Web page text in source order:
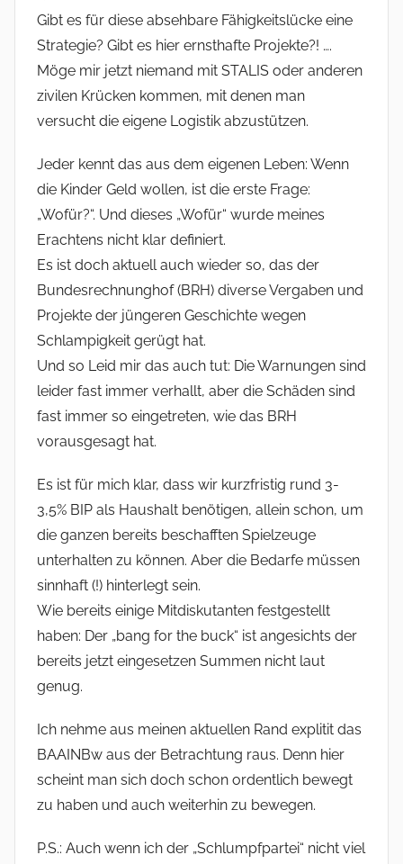
Gibt es für diese absehbare Fähigkeitslücke eine
Strategie? Gibt es hier ernsthafte Projekte?! ….
Möge mir jetzt niemand mit STALIS oder anderen
zivilen Krücken kommen, mit denen man
versucht die eigene Logistik abzustützen.
Jeder kennt das aus dem eigenen Leben: Wenn
die Kinder Geld wollen, ist die erste Frage:
„Wofür?“. Und dieses „Wofür“ wurde meines
Erachtens nicht klar definiert.
Es ist doch aktuell auch wieder so, das der
Bundesrechnunghof (BRH) diverse Vergaben und
Projekte der jüngeren Geschichte wegen
Schlampigkeit gerügt hat.
Und so Leid mir das auch tut: Die Warnungen sind
leider fast immer verhallt, aber die Schäden sind
fast immer so eingetreten, wie das BRH
vorausgesagt hat.
Es ist für mich klar, dass wir kurzfristig rund 3-
3,5% BIP als Haushalt benötigen, allein schon, um
die ganzen bereits beschafften Spielzeuge
unterhalten zu können. Aber die Bedarfe müssen
sinnhaft (!) hinterlegt sein.
Wie bereits einige Mitdiskutanten festgestellt
haben: Der „bang for the buck“ ist angesichts der
bereits jetzt eingesetzen Summen nicht laut
genug.
Ich nehme aus meinen aktuellen Rand explitit das
BAAINBw aus der Betrachtung raus. Denn hier
scheint man sich doch schon ordentlich bewegt
zu haben und auch weiterhin zu bewegen.
P.S.: Auch wenn ich der „Schlumpfpartei“ nicht viel